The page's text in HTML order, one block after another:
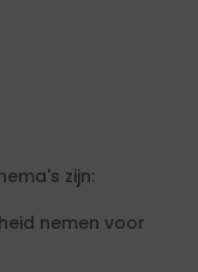
zijn:
nemen voor